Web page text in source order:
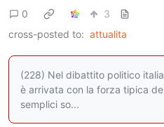
0
3
cross-posted to: attualita
(228) Nel dibattito politico
è arrivata con la forza tipica
semplici so...